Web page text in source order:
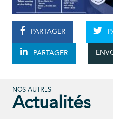
PARTAGER
PARTAGER
NOS AUTRES
Actualités